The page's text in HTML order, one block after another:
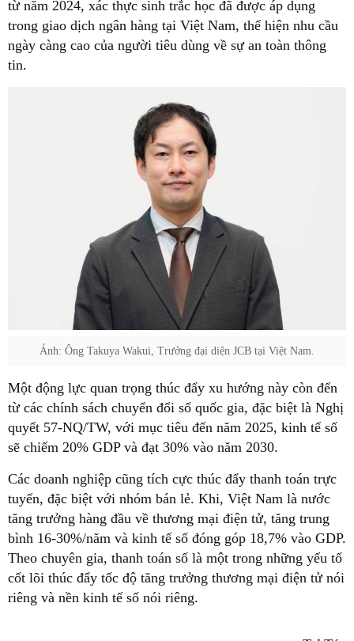
từ năm 2024, xác thực sinh trắc học đã được áp dụng
trong giao dịch ngân hàng tại Việt Nam, thể hiện nhu cầu
ngày càng cao của người tiêu dùng về sự an toàn thông
tin.
Ảnh: Ông Takuya Wakui, Trưởng đại diện JCB tại Việt Nam.
Một động lực quan trọng thúc đẩy xu hướng này còn đến
từ các chính sách chuyển đổi số quốc gia, đặc biệt là Nghị
quyết 57-NQ/TW, với mục tiêu đến năm 2025, kinh tế số
sẽ chiếm 20% GDP và đạt 30% vào năm 2030.
Các doanh nghiệp cũng tích cực thúc đẩy thanh toán trực
tuyến, đặc biệt với nhóm bán lẻ. Khi, Việt Nam là nước
tăng trưởng hàng đầu về thương mại điện tử, tăng trung
bình 16-30%/năm và kinh tế số đóng góp 18,7% vào GDP.
Theo chuyên gia, thanh toán số là một trong những yếu tố
cốt lõi thúc đẩy tốc độ tăng trưởng thương mại điện tử nói
riêng và nền kinh tế số nói riêng.